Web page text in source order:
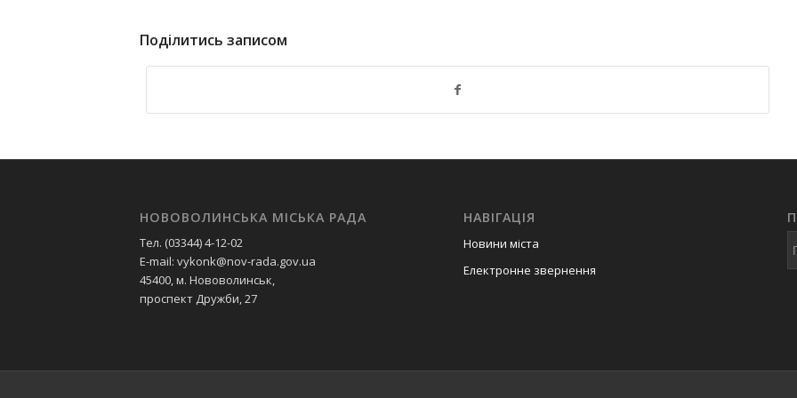
Поділитись записом
НОВОВОЛИНСЬКА МІСЬКА РАДА
Тел. (03344) 4-12-02
E-mail: vykonk@nov-rada.gov.ua
45400, м. Нововолинськ,
проспект Дружби, 27
НАВІГАЦІЯ
Новини міста
Електронне звернення